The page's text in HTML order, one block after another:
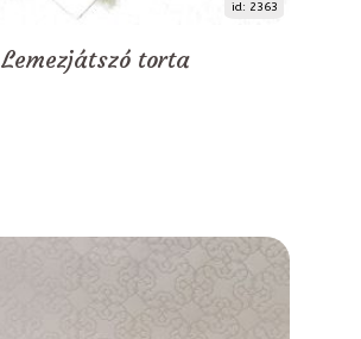
id: 2363
Lemezjátszó torta